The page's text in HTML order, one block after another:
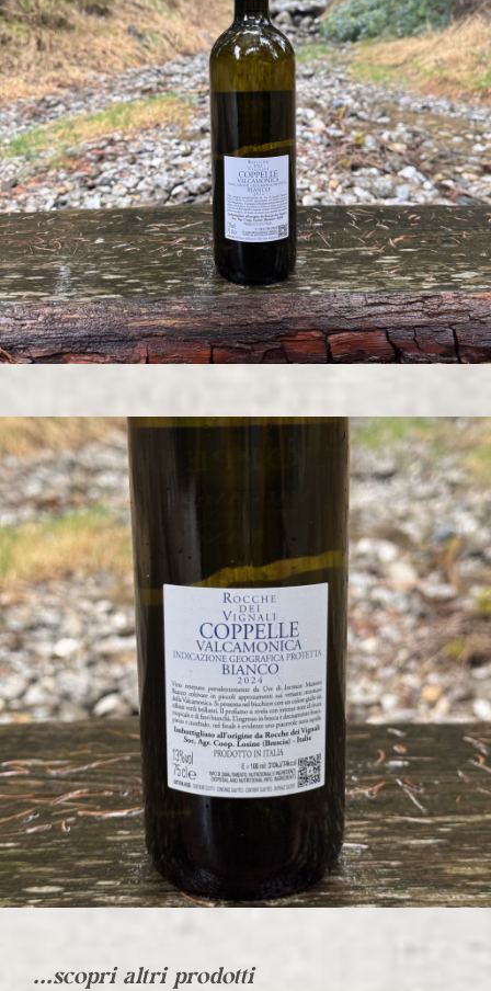
...scopri altri prodotti